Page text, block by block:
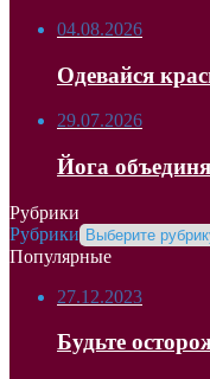
04.08.2026
Одевайся
29.07.2026
Йога
Рубрики
Рубрики
Популярные
27.12.2023
Будьте